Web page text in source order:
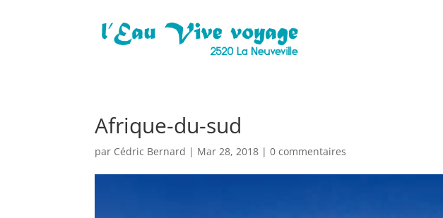
Afrique-du-sud
par Cédric Bernard | Mar 28, 2018 |0 commentaires